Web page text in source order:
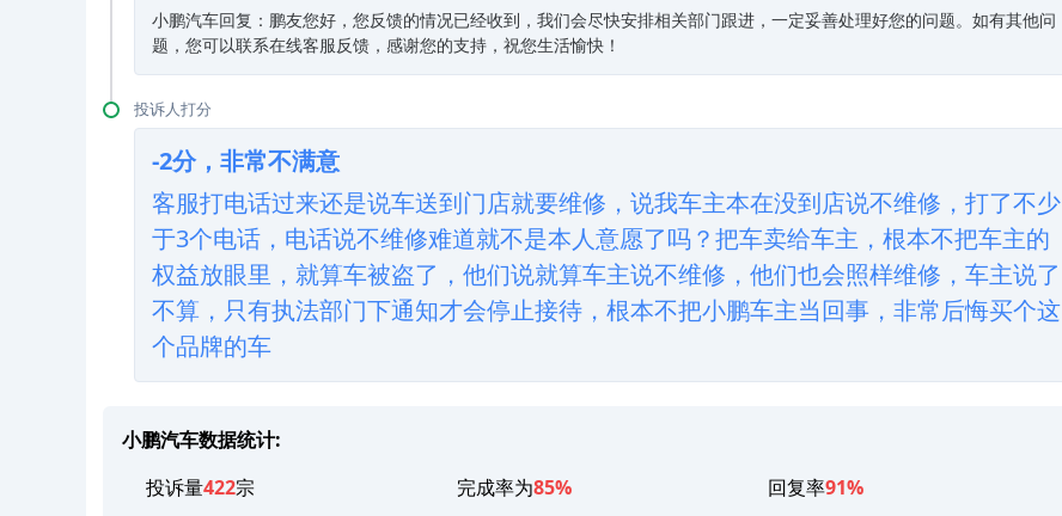
小鹏汽车回复：鹏友您好，您反馈的情况已经收到，我们会尽快安排相关部门跟进，一定妥善处理好您的问题。如有其他问
题，您可以联系在线客服反馈，感谢您的支持，祝您生活愉快！
投诉人打分
-2分，非常不满意
客服打电话过来还是说车送到门店就要维修，说我车主本在没到店说不维修，打了不少
于3个电话，电话说不维修难道就不是本人意愿了吗？把车卖给车主，根本不把车主的
权益放眼里，就算车被盗了，他们说就算车主说不维修，他们也会照样维修，车主说了
不算，只有执法部门下通知才会停止接待，根本不把小鹏车主当回事，非常后悔买个这
个品牌的车
小鹏汽车数据统计:
投诉量422宗 完成率为85% 回复率91%